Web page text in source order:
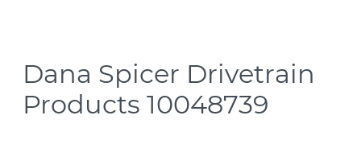
Dana Spicer Drivetrain
Products 10048739